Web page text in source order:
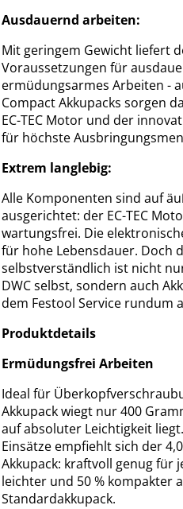
Ausdauernd arbeiten:
Mit geringem Gewicht liefert
Voraussetzungen für
ermüdungsarmes Arbeiten -
Compact Akkupacks sorgen
EC-TEC Motor und der
für höchste
Extrem langlebig:
Alle Komponenten sind auf
ausgerichtet: der EC-TEC
wartungsfrei. Die
für hohe Lebensdauer. Doch
selbstverständlich ist nicht
DWC selbst, sondern auch
dem Festool Service rundum
Produktdetails
Ermüdungsfrei Arbeiten
Ideal für
Akkupack wiegt nur 400
auf absoluter Leichtigkeit
Einsätze empfiehlt sich der
Akkupack: kraftvoll genug für
leichter und 50 % kompakter
Standardakkupack.